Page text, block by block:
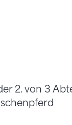
2. von 3